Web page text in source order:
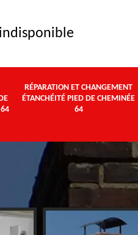
indisponible
RÉPARATION ET CHANGEMENT
ÉTANCHÉITÉ PIED DE CHEMINÉE
64